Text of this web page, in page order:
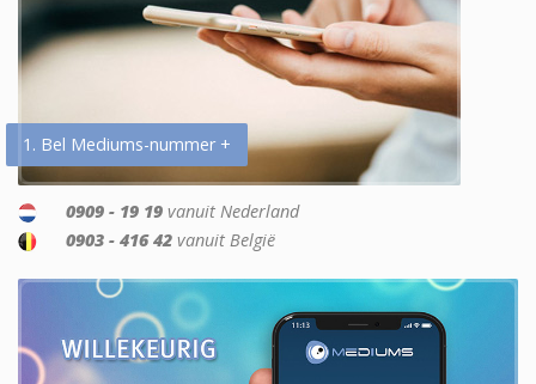
1. Bel Mediums-nummer +
0909 - 19 19 vanuit Nederland
0903 - 416 42 vanuit België